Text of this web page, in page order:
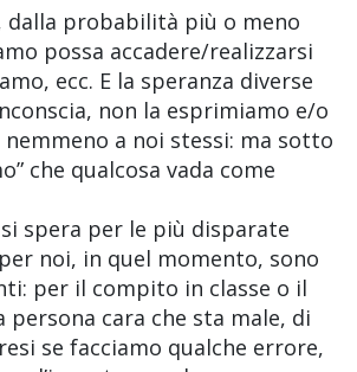
dalla probabilità più o meno
possa accadere/realizzarsi
ecc. E la speranza diverse
non la esprimiamo e/o
a noi stessi: ma sotto
che qualcosa vada come
spera per le più disparate
noi, in quel momento, sono
per il compito in classe o il
persona cara che sta male, di
se facciamo qualche errore,